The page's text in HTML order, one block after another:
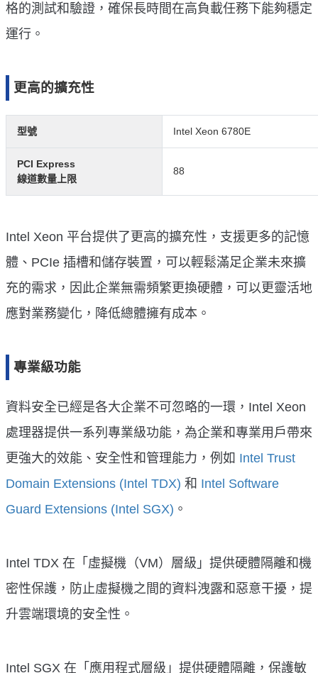
格的測試和驗證，確保長時間在高負載任務下能夠穩定
運行。
更高的擴充性
型號 Intel Xeon 6780E
PCI Express
線道數量上限
88
Intel Xeon 平台提供了更高的擴充性，支援更多的記憶
體、PCIe 插槽和儲存裝置，可以輕鬆滿足企業未來擴
充的需求，因此企業無需頻繁更換硬體，可以更靈活地
應對業務變化，降低總體擁有成本。
專業級功能
資料安全已經是各大企業不可忽略的一環，Intel Xeon
處理器提供一系列專業級功能，為企業和專業用戶帶來
更強大的效能、安全性和管理能力，例如 Intel Trust
Domain Extensions (Intel TDX) 和 Intel Software
Guard Extensions (Intel SGX) 。
Intel TDX 在「虛擬機（VM）層級」提供硬體隔離和機
密性保護，防止虛擬機之間的資料洩露和惡意干擾，提
升雲端環境的安全性。
Intel SGX 在「應用程式層級」提供硬體隔離，保護敏